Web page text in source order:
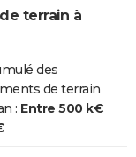
terrain à
des
de terrain
: Entre 500 k€